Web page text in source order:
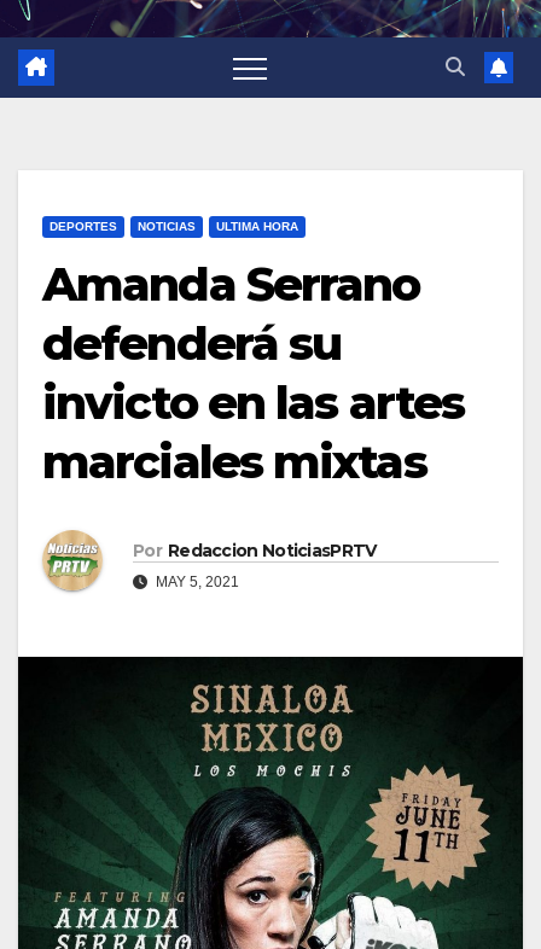
DEPORTES NOTICIAS ULTIMA HORA
Amanda Serrano
defenderá su
invicto en las artes
marciales mixtas
Por Redaccion NoticiasPRTV
MAY 5, 2021